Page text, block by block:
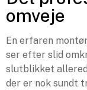
omveje
En erfaren
ser efter slid
slutblikket
der er nok sundt